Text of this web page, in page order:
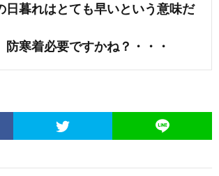
日暮れはとても早いという意味だ
防寒着必要ですかね？・・・